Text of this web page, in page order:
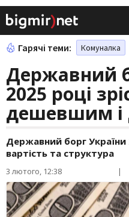
Гарячі теми: Комуналка
Державний
2025 році
дешевшим
Державний борг
вартість та структура
3 лютого, 12:38 |